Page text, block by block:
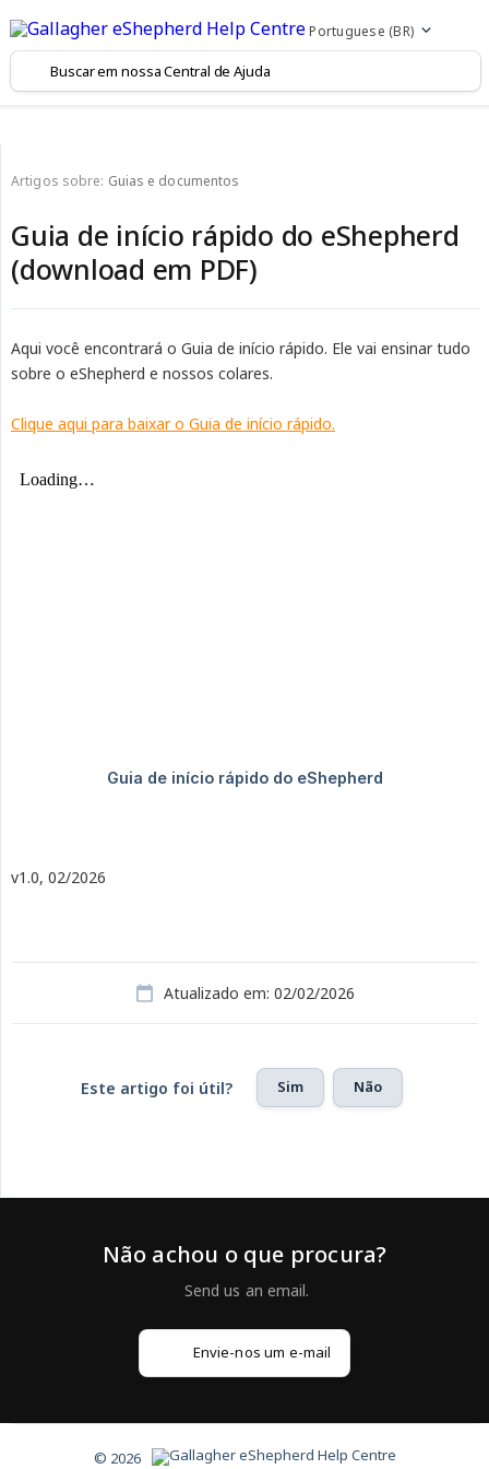
Portuguese (BR)
Artigos sobre: Guias e documentos
Guia de início rápido do eShepherd
(download em PDF)
Aqui você encontrará o Guia de início rápido. Ele vai ensinar tudo
sobre o eShepherd e nossos colares.
Clique aqui para baixar o Guia de início rápido.
v1.0, 02/2026
Atualizado em: 02/02/2026
Este artigo foi útil? Sim Não
Não achou o que procura?
Envie-nos um e-mail
© 2026